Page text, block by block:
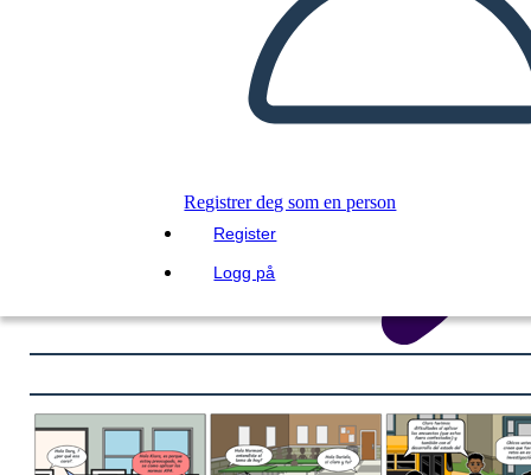
Registrer deg som en person
Register
Logg på